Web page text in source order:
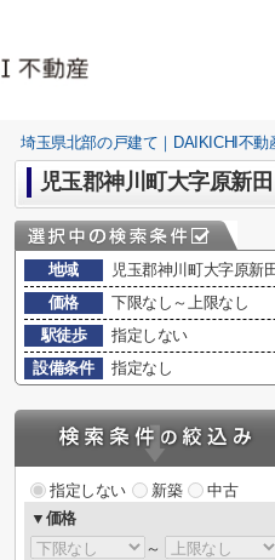
埼玉県北部の戸建て｜DAIKICHI不動
児玉郡神川町大字原新
地域
児玉郡神川町大字原新田
価格
下限なし～上限なし
駅徒歩
指定しない
設備条件
指定なし
指定しない 新築
中古
▼価格
～